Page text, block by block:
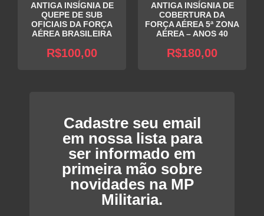
ANTIGA INSÍGNIA DE
QUEPE DE SUB
OFICIAIS DA FORÇA
AÉREA BRASILEIRA
R$100,00
ANTIGA INSÍGNIA DE
COBERTURA DA
FORÇA AÉREA 5ª ZONA
AÉREA – ANOS 40
R$180,00
Cadastre seu email
em nossa lista para
ser informado em
primeira mão sobre
novidades na MP
Militaria.